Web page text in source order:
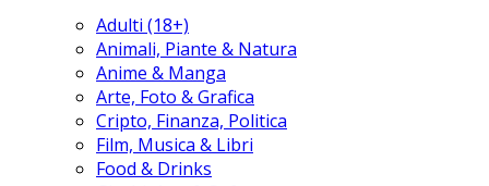
Adulti (18+)
Animali, Piante & Natura
Anime & Manga
Arte, Foto & Grafica
Cripto, Finanza, Politica
Film, Musica & Libri
Food & Drinks